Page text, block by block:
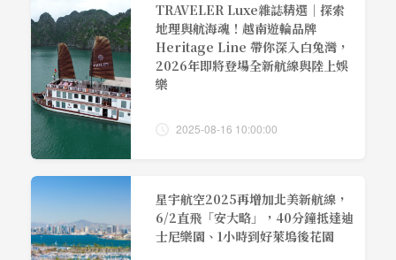
TRAVELER Luxe雜誌精選｜探索
地理與航海魂！越南遊輪品牌
Heritage Line 帶你深入白兔灣，
2026年即將登場全新航線與陸上娛
樂
2025-08-16 10:00:00
星宇航空2025再增加北美新航線，
6/2直飛「安大略」，40分鐘抵達迪
士尼樂園、1小時到好萊塢後花園